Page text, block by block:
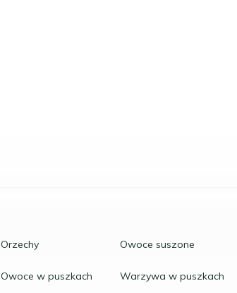
Orzechy Owoce suszone
Owoce w puszkach Warzywa w puszkach